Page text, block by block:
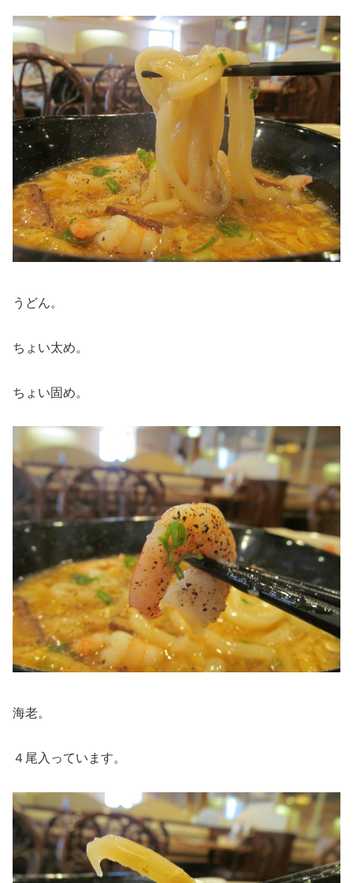
うどん。
ちょい太め。
ちょい固め。
海老。
４尾入っています。